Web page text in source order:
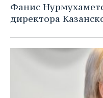
Фанис
директора